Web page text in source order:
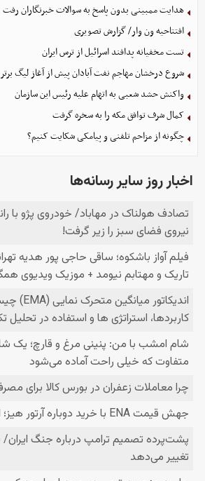
هدایت ممبینی بدون پاسخ به سوالات خبرنگاران رفت
افتتاحیه ون وار/ گزارش تصویری
تست مخفیانه پدافند اسرائیل از ترس ایران
شروع درخشان مهاجم نفت آبادان پیش از آغاز لیگ برتر
واکنش حشد شعبی به اتهام‌ علیه رئیس این سازمان
کمال شرف توافق مکه را به سخره گرفت
چگونه از مزاحم تلفنی و پیامکی شکایت کنیم؟